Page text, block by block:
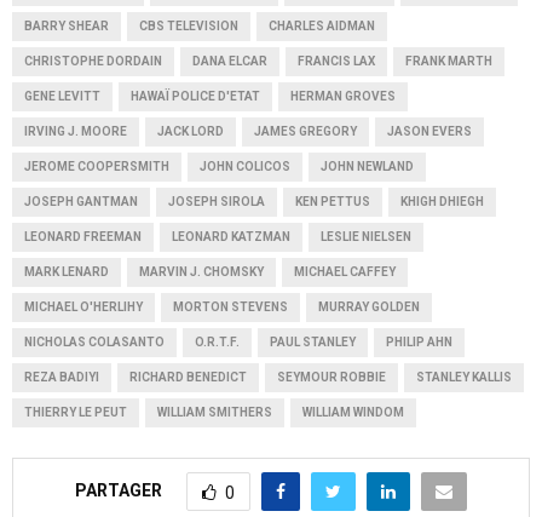
BARRY SHEAR CBS TELEVISION CHARLES AIDMAN
CHRISTOPHE DORDAIN DANA ELCAR FRANCIS LAX FRANK MARTH
GENE LEVITT HAWAÏ POLICE D'ETAT HERMAN GROVES
IRVING J. MOORE JACK LORD JAMES GREGORY JASON EVERS
JEROME COOPERSMITH JOHN COLICOS JOHN NEWLAND
JOSEPH GANTMAN JOSEPH SIROLA KEN PETTUS KHIGH DHIEGH
LEONARD FREEMAN LEONARD KATZMAN LESLIE NIELSEN
MARK LENARD MARVIN J. CHOMSKY MICHAEL CAFFEY
MICHAEL O'HERLIHY MORTON STEVENS MURRAY GOLDEN
NICHOLAS COLASANTO O.R.T.F. PAUL STANLEY PHILIP AHN
REZA BADIYI RICHARD BENEDICT SEYMOUR ROBBIE STANLEY KALLIS
THIERRY LE PEUT WILLIAM SMITHERS WILLIAM WINDOM
PARTAGER 0